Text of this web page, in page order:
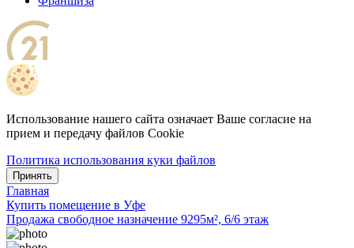
Использование нашего сайта означает Ваше согласие на
прием и передачу файлов Cookie
Политика использования куки файлов
Принять
Главная
Купить помещение в Уфе
Продажа свободное назначение 9295м², 6/6 этаж